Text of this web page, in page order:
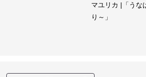
マユリカ |「うな
り～」